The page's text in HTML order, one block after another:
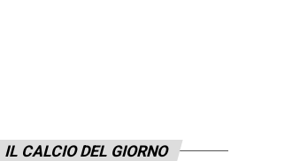
IL CALCIO DEL GIORNO